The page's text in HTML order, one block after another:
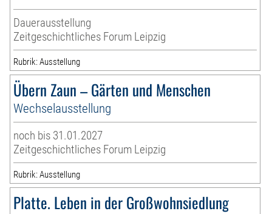
Dauerausstellung
Zeitgeschichtliches Forum Leipzig
Rubrik: Ausstellung
Übern Zaun – Gärten und Menschen
Wechselausstellung
noch bis 31.01.2027
Zeitgeschichtliches Forum Leipzig
Rubrik: Ausstellung
Platte. Leben in der Großwohnsiedlung